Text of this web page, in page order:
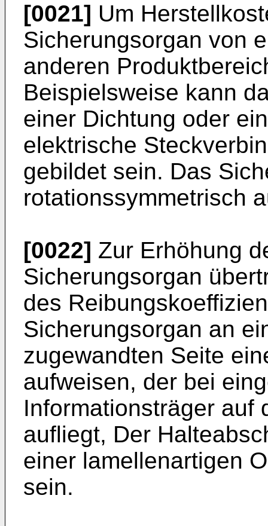
[0021] Um
Sicherungsorgan von
anderen
Beispielsweise kann
einer Dichtung oder
elektrische
gebildet sein. Das
rotationssymmetrisch
[0022] Zur Erhöhung
Sicherungsorgan
des
Sicherungsorgan an
zugewandten Seite
aufweisen, der bei
Informationsträger auf
aufliegt, Der
einer lamellenartigen
sein.